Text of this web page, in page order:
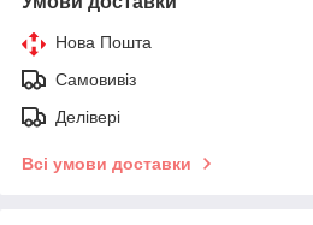
Нова Пошта
Самовивіз
Делівері
Всі умови доставки